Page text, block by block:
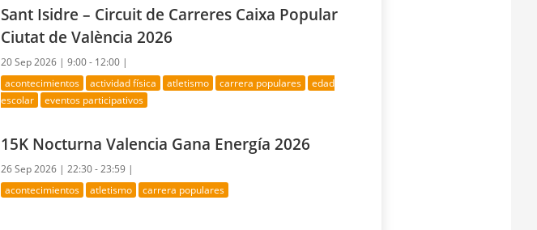
Sant Isidre – Circuit de Carreres Caixa Popular
Ciutat de València 2026
20 Sep 2026 |9:00 - 12:00 |
acontecimientos actividad física atletismo carrera populares
edad
escolar
eventos participativos
15K Nocturna Valencia Gana Energía 2026
26 Sep 2026 |22:30 - 23:59 |
acontecimientos atletismo carrera populares